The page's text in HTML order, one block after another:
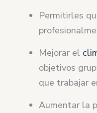
Permitirles
Mejorar el
objetivos
que trabajar
Aumentar la